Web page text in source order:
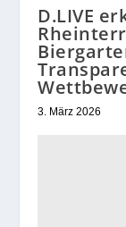
D.LIVE
3. März 2026